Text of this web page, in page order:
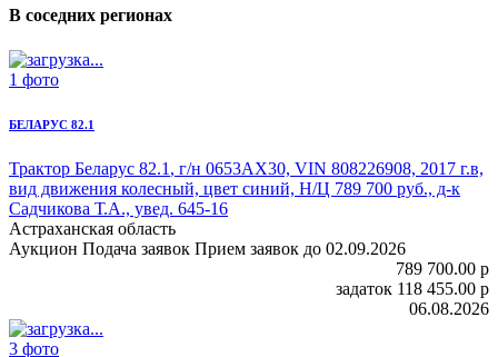
В соседних регионах
1 фото
БЕЛАРУС 82.1
Трактор Беларус 82.1 , г/н 0653АХ30, VIN 808226908, 2017 г.в,
вид движения колесный, цвет синий, Н/Ц 789 700 руб., д-к
Садчикова Т.А., увед. 645-16
Астраханская область
Аукцион Подача заявок Прием заявок до 02.09.2026
789 700.00 p
задаток 118 455.00 p
06.08.2026
3 фото